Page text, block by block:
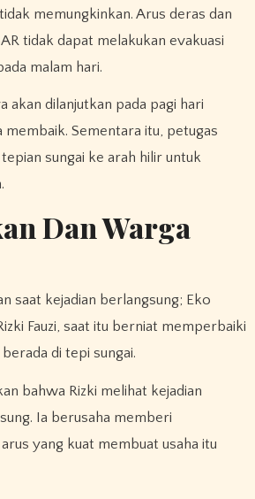
memungkinkan. Arus deras dan
tidak dapat melakukan evakuasi
malam hari.
akan dilanjutkan pada pagi hari
membaik. Sementara itu, petugas
sungai ke arah hilir untuk
Dan Warga
saat kejadian berlangsung; Eko
Fauzi, saat itu berniat memperbaiki
di tepi sungai.
bahwa Rizki melihat kejadian
Ia berusaha memberi
yang kuat membuat usaha itu